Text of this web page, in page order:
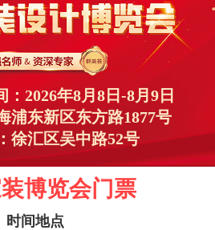
2026年8月8日-8月9日
浦东新区东方路1877号
徐汇区吴中路52号
博览会门票
时间地点